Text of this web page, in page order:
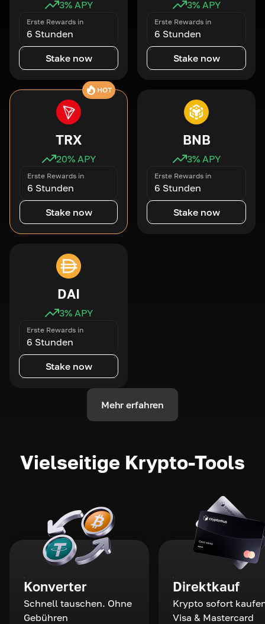
3% APY
Erste Rewards in
6 Stunden
Stake now
3% APY
Erste Rewards in
6 Stunden
Stake now
HOT
TRX
20% APY
Erste Rewards in
6 Stunden
Stake now
BNB
3% APY
Erste Rewards in
6 Stunden
Stake now
DAI
3% APY
Erste Rewards in
6 Stunden
Stake now
Mehr erfahren
Vielseitige Krypto-Tools
Konverter
Schnell tauschen. Ohne
Gebühren
Direktkauf
Krypto sofort
Visa & Mastercard